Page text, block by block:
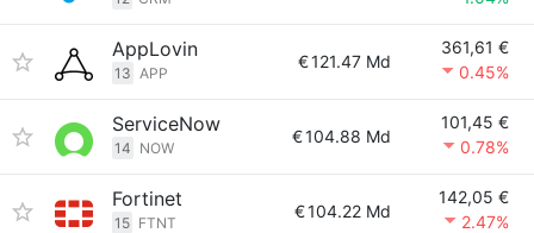
AppLovin
13 APP
€121.47 Md
361,61 €
0.45%
ServiceNow
14 NOW
€104.88 Md
101,45 €
0.78%
Fortinet
15 FTNT
€104.22 Md
142,05 €
2.47%